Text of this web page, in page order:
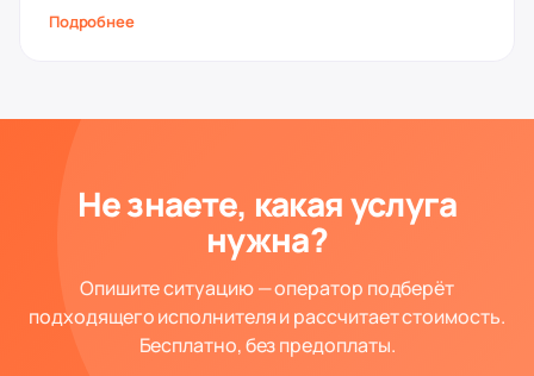
Подробнее
Не знаете, какая услуга
нужна?
Опишите ситуацию — оператор подберёт
подходящего исполнителя и рассчитает стоимость.
Бесплатно, без предоплаты.